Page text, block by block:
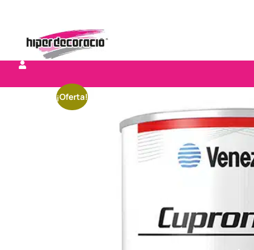
¡Oferta!